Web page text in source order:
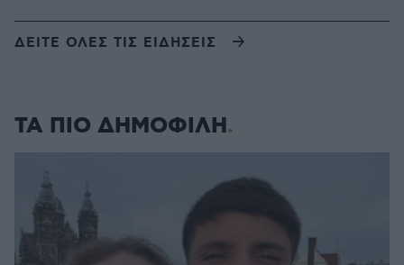
ΔΕΙΤΕ ΟΛΕΣ ΤΙΣ ΕΙΔΗΣΕΙΣ
ΤΑ ΠΙΟ ΔΗΜΟΦΙΛΗ